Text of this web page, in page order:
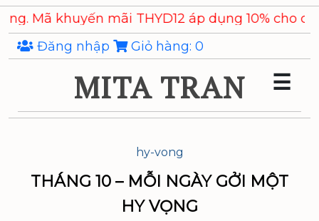
Skip
to
the
content
mãi THYD12 áp dụng 10% cho các sản
Đăng nhập
Giỏ hàng: 0
MITA TRAN ☰
hy-vong
THÁNG 10 – MỖI NGÀY GỞI MỘT
HY VỌNG